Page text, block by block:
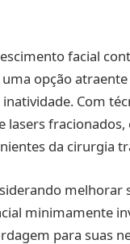
facial
opção
Com
fracionados,
da cirurgia
melhorar
minimamente
para suas